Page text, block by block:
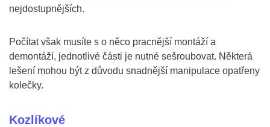
nejdostupnějších.
Počítat však musíte s o něco pracnější montáží a
demontáží, jednotlivé části je nutné sešroubovat. Některá
lešení mohou být z důvodu snadnější manipulace opatřeny
kolečky.
Kozlíkové